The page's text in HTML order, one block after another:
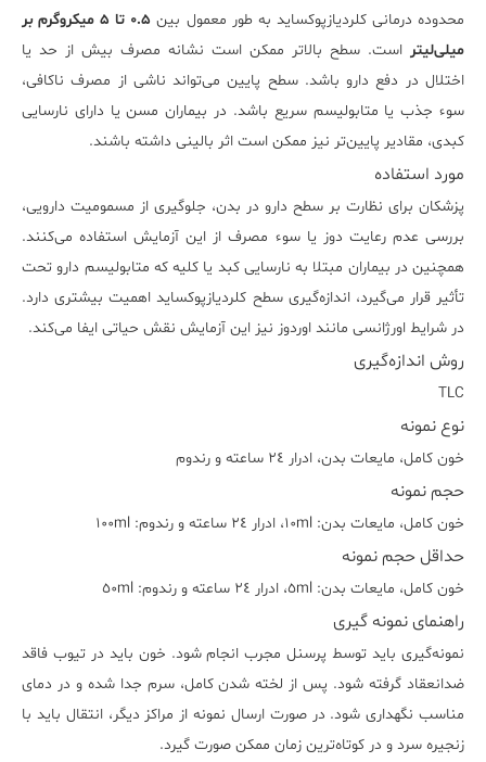
محدوده درمانی کلردیازپوکساید به طور معمول بین
۰.۵ تا ۵ میکروگرم بر
میلی‌لیتر است. سطح بالاتر ممکن است نشانه مصرف بیش از حد یا
اختلال در دفع دارو باشد. سطح پایین می‌تواند ناشی از مصرف ناکافی،
سوء جذب یا متابولیسم سریع باشد. در بیماران مسن یا دارای نارسایی
کبدی، مقادیر پایین‌تر نیز ممکن است اثر بالینی داشته باشند.
مورد استفاده
پزشکان برای نظارت بر سطح دارو در بدن، جلوگیری از مسمومیت دارویی،
بررسی عدم رعایت دوز یا سوء مصرف از این آزمایش استفاده می‌کنند.
همچنین در بیماران مبتلا به نارسایی کبد یا کلیه که متابولیسم دارو تحت
تأثیر قرار می‌گیرد، اندازه‌گیری سطح کلردیازپوکساید اهمیت بیشتری دارد.
در شرایط اورژانسی مانند اوردوز نیز این آزمایش نقش حیاتی ایفا می‌کند.
روش اندازه‌گیری
TLC
نوع نمونه
خون کامل، مايعات بدن، ادرار ٢٤ ساعته و رندوم
حجم نمونه
خون کامل، مايعات بدن: ١٠ml، ادرار ٢٤ ساعته و رندوم: ١٠٠ml
حداقل حجم نمونه
خون کامل، مايعات بدن: ٥ml، ادرار ٢٤ ساعته و رندوم: ٥٠ml
راهنمای نمونه گیری
نمونه‌گیری باید توسط پرسنل مجرب انجام شود. خون باید در تیوب فاقد
ضدانعقاد گرفته شود. پس از لخته شدن کامل، سرم جدا شده و در دمای
مناسب نگهداری شود. در صورت ارسال نمونه از مراکز دیگر، انتقال باید با
زنجیره سرد و در کوتاه‌ترین زمان ممکن صورت گیرد.